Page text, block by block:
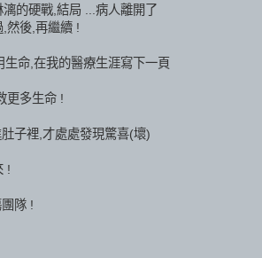
的硬戰,結局 ...病人離開了
然後,再繼續 !
生命,在我的醫療生涯寫下一頁
更多生命 !
子裡,才處處發現驚喜(壞)
!
隊 !